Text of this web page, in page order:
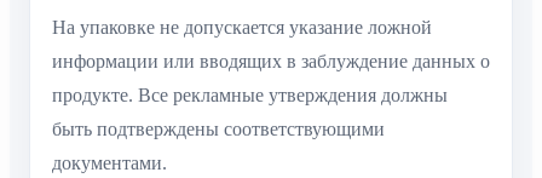
На упаковке не допускается указание ложной
информации или вводящих в заблуждение данных о
продукте. Все рекламные утверждения должны
быть подтверждены соответствующими
документами.